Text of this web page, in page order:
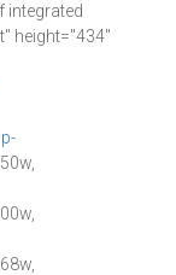
integrated
height="434"